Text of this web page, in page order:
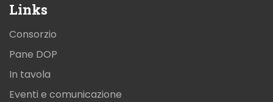
Links
Consorzio
Pane DOP
In tavola
Eventi e comunicazione